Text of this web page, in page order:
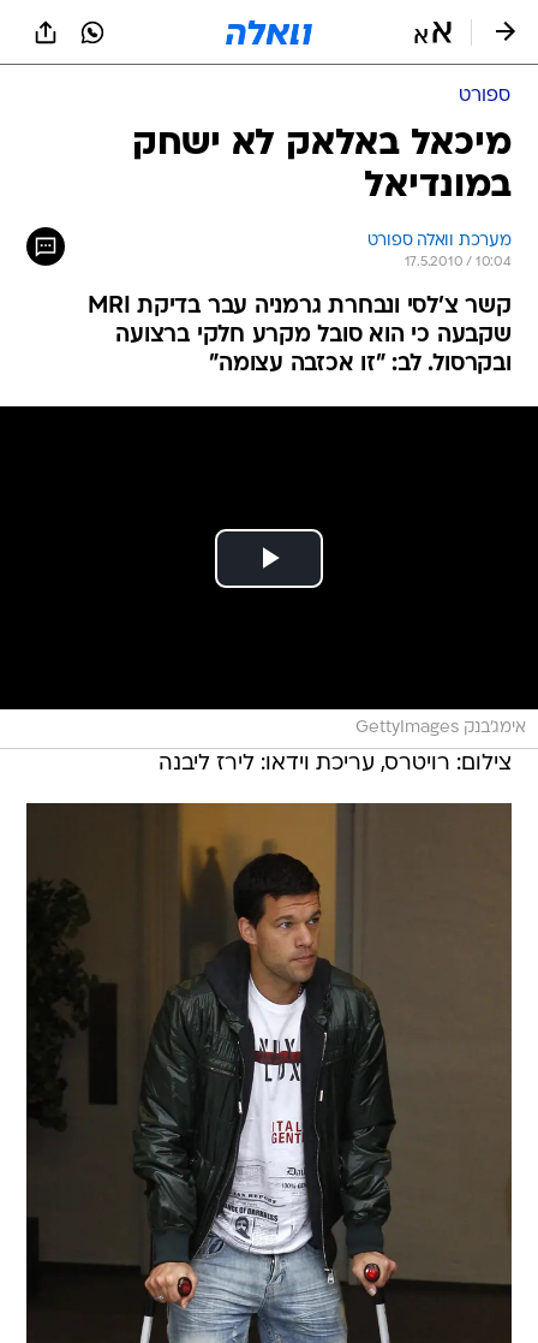
ספורט
מיכאל באלאק לא ישחק
במונדיאל
מערכת וואלה ספורט
17.5.2010 / 10:04
קשר צ'לסי ונבחרת גרמניה עבר בדיקת MRI
שקבעה כי הוא סובל מקרע חלקי ברצועה
ובקרסול. לב: "זו אכזבה עצומה"
אימג'בנק GettyImages
צילום: רויטרס, עריכת וידאו: לירז ליבנה